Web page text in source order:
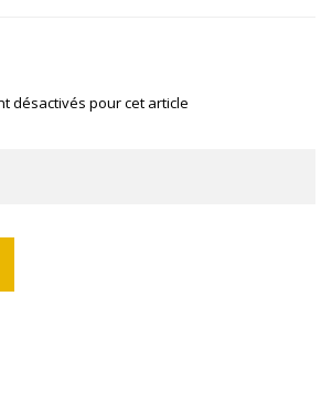
désactivés pour cet article